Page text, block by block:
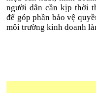
người dân cần kịp thời
để góp phần bảo vệ
môi trường kinh doanh